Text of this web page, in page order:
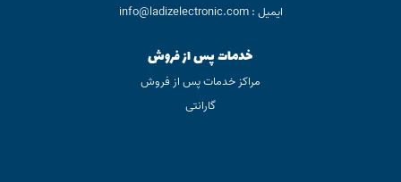
ایمیل : info@ladizelectronic.com
خدمات پس از فروش
مراکز خدمات پس از فروش
گارانتی